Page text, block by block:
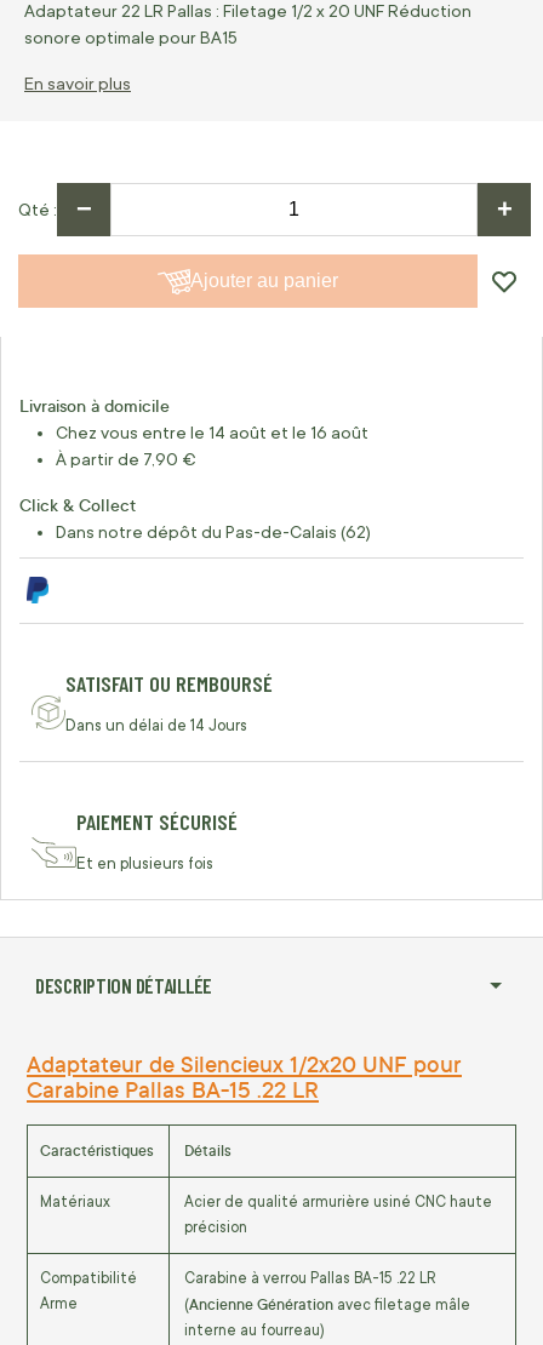
Adaptateur 22 LR Pallas : Filetage 1/2 x 20 UNF Réduction
sonore optimale pour BA15
En savoir plus
Qté − +
Ajouter au panier
Livraison à domicile
Chez vous entre le 14 août et le 16 août
À partir de 7,90 €
Click & Collect
Dans notre dépôt du Pas-de-Calais (62)
SATISFAIT OU REMBOURSÉ
Dans un délai de 14 Jours
PAIEMENT SÉCURISÉ
Et en plusieurs fois
DESCRIPTION DÉTAILLÉE
Adaptateur de Silencieux 1/2x20 UNF pour
Carabine Pallas BA-15 .22 LR
Caractéristiques Détails
Matériaux
Acier de qualité armurière usiné CNC haute
précision
Compatibilité
Arme
Carabine à verrou Pallas BA-15 .22 LR
(Ancienne Génération avec filetage mâle
interne au fourreau)